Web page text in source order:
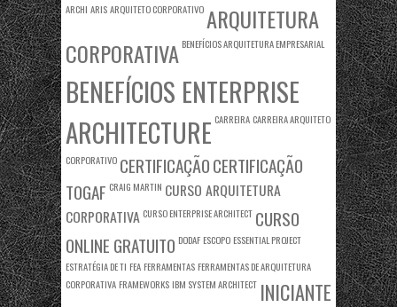
ARCHI ARISARQUITETO CORPORATIVOARQUITETURA
CORPORATIVA BENEFÍCIOS ARQUITETURA EMPRESARIAL
BENEFÍCIOS ENTERPRISE
ARCHITECTURE CARREIRA CARREIRA ARQUITETO
CORPORATIVO CERTIFICAÇÃOCERTIFICAÇÃO
TOGAF CRAIG MARTIN CURSO ARQUITETURA
CORPORATIVA CURSO ENTERPRISE ARCHITECT CURSO
ONLINE GRATUITO DODAF ESCOPO ESSENTIAL PROJECT
ESTRATÉGIA DE TI FEA FERRAMENTAS FERRAMENTAS DE ARQUITETURA
CORPORATIVA FRAMEWORKS IBM SYSTEM ARCHITECT INICIANTE